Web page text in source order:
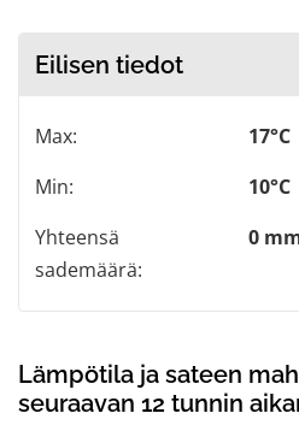
Eilisen tiedot
Max:
17°C
Min:
10°C
Yhteensä
sademäärä:
0
Lämpötila ja sateen
seuraavan 12 tunnin